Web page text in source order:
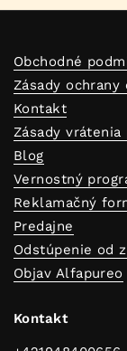
Obchodné
Zásady ochrany
Kontakt
Zásady vrátenia
Blog
Vernostný
Reklamačný
Predajne
Odstúpenie od
Objav Alfapureo
Kontakt